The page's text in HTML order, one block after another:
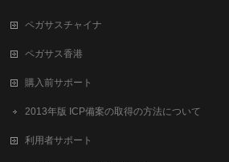
ペガサスチャイナ
ペガサス香港
購入前サポート
2013年版 ICP備案の取得の方法について
利用者サポート